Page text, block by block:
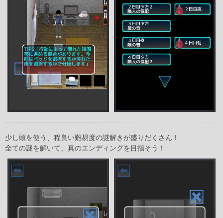
少し頭を使う、程良い難易度の謎解きが盛りだくさん！
全ての謎を解いて、真のエンディングを目指そう！